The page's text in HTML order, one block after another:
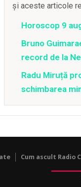
și aceste articole
Horoscop 9
Bruno
record de la
Radu Miruță
schimbarea
Cum ascult Radio